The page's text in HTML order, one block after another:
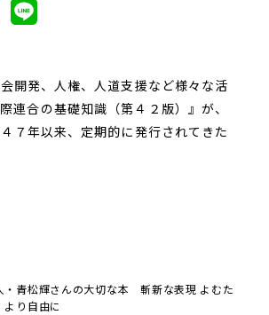
開発、人権、人道支援など様々な活
連合の基礎知識（第４２版）』が、
７年以来、定期的に発行されてきた
・青松輝さんの大切な本 斬新な表現 よむた
より自由に